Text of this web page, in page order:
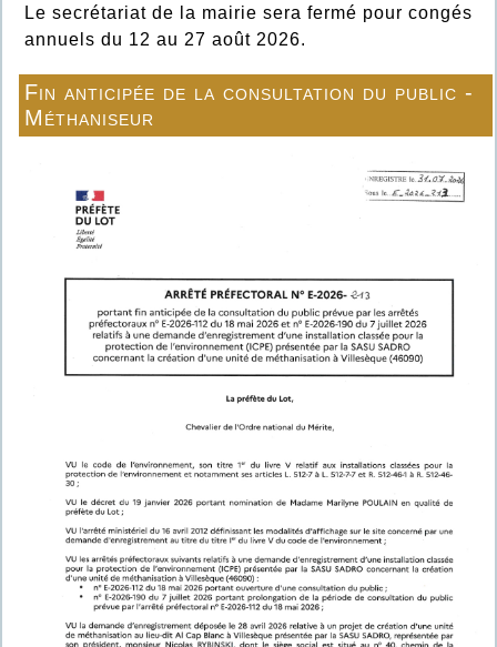
Le secrétariat de la mairie sera fermé pour congés
annuels du 12 au 27 août 2026.
Fin anticipée de la consultation du public -
Méthaniseur